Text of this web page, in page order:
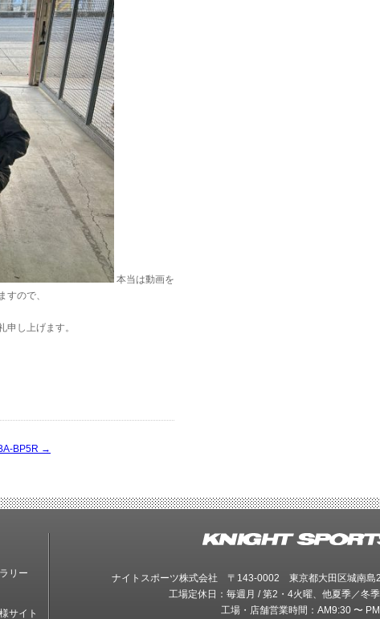
本当は動画を
ので、
し上げます。
BP5R →
リー
サイト
ナイトスポーツ株式会社 〒143-0002 東京都大田区城南島
工場定休日：毎週月 / 第2・4火曜、他夏季／冬
工場・店舗営業時間：AM9:30 〜